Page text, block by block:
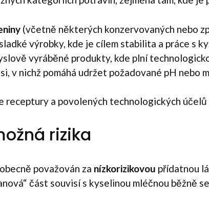
(včetně některých konzervovaných nebo
výrobky, kde je cílem stabilita a práce s
vyráběné produkty, kde plní
v nichž pomáhá udržet požadované pH nebo
receptury a povolených technologických
rizika
považován za nízkorizikovou přídatnou
část souvisí s kyselinou mléčnou běžně